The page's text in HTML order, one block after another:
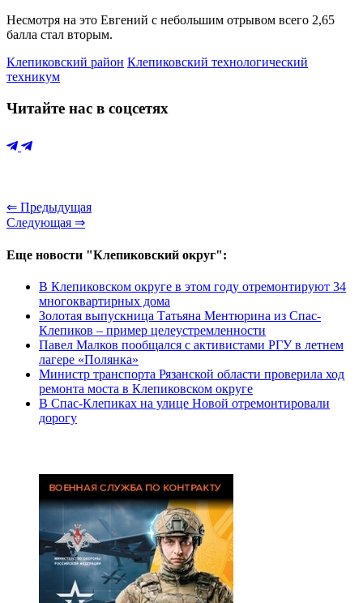
Несмотря на это Евгений с небольшим отрывом всего 2,65
балла стал вторым.
Клепиковский район Клепиковский технологический
техникум
Читайте нас в соцсетях
⇐ Предыдущая
Следующая ⇒
Еще новости "Клепиковский округ":
В Клепиковском округе в этом году отремонтируют 34
многоквартирных дома
Золотая выпускница Татьяна Ментюрина из Спас-
Клепиков – пример целеустремленности
Павел Малков пообщался с активистами РГУ в летнем
лагере «Полянка»
Министр транспорта Рязанской области проверила ход
ремонта моста в Клепиковском округе
В Спас-Клепиках на улице Новой отремонтировали
дорогу